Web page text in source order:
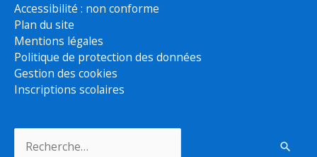
Accessibilité : non conforme
Plan du site
Mentions légales
Politique de protection des données
Gestion des cookies
Inscriptions scolaires